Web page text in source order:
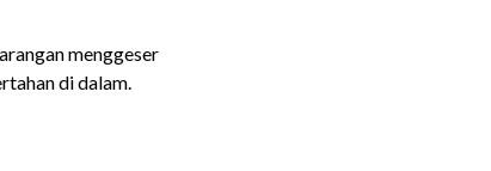
menggeser
di dalam.